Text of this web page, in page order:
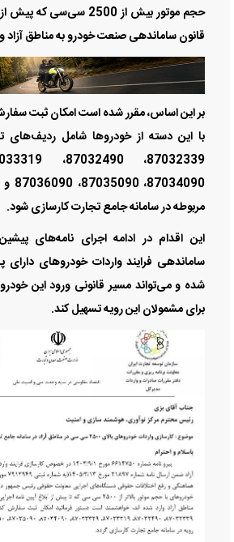
حجم موتور بیش از 2500
قانون ساماندهی صنعت خودرو به مناطق آزاد
بر این اساس، مقرر شده است امکان ثبت
مربوطه در سامانه جامع تجارت کارسازی شود.
این اقدام در ادامه اجرای نامه‌های
ساماندهی فرایند واردات خودروهای دارای
شده و می‌تواند مسیر قانونی ورود این
برای مشمولان این رویه تسهیل کند.